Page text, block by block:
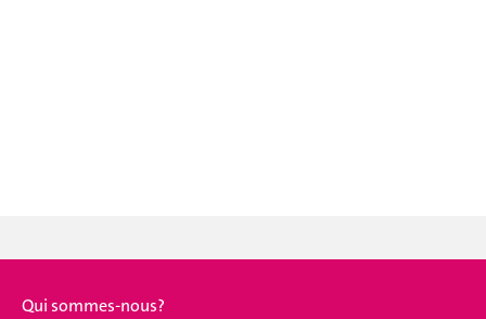
Qui sommes-nous?